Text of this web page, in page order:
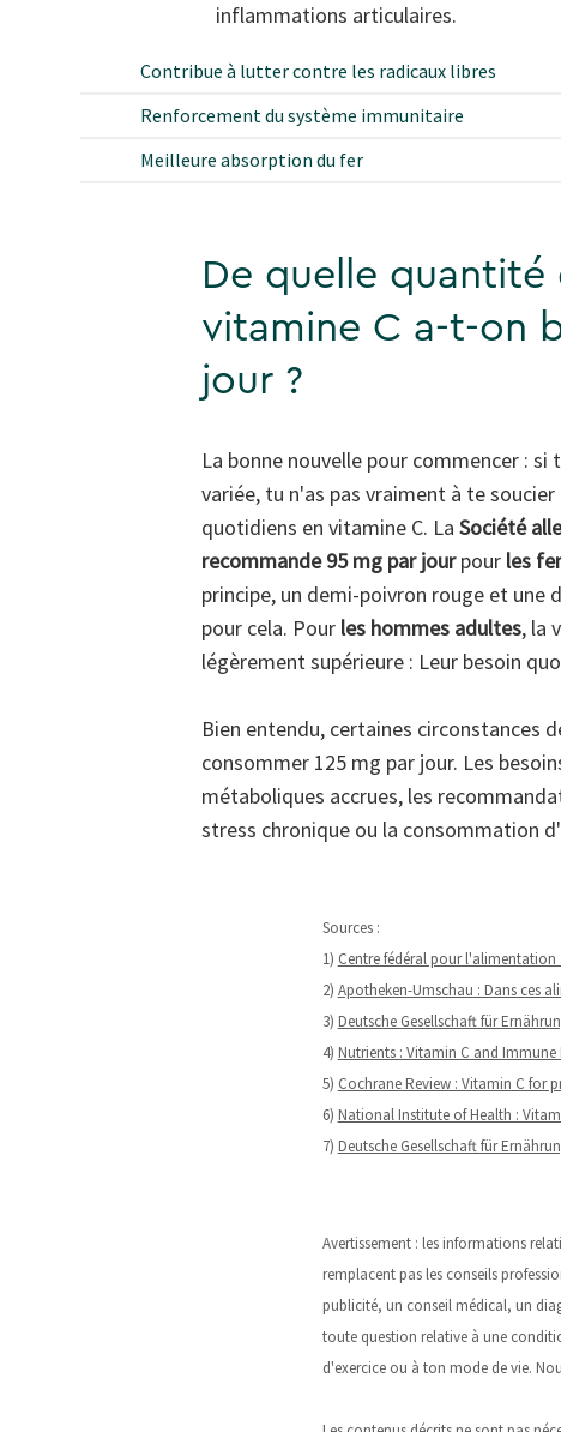
inflammations articulaires.
Contribue à lutter contre les radicaux libres
Renforcement du système immunitaire
Meilleure absorption du fer
De quelle quantité
vitamine C a-t-on
jour ?
La bonne nouvelle pour commencer :
variée, tu n'as pas vraiment à te
quotidiens en vitamine C. La Société
recommande 95 mg par jourpour les
principe, un demi-poivron rouge et une
pour cela. Pour les hommes adultes, la
légèrement supérieure : Leur besoin
Bien entendu, certaines circonstances
consommer 125 mg par jour. Les
métaboliques accrues, les
stress chronique ou la consommation
Sources :
1) Centre fédéral pour
2) Apotheken-Umschau : Dans ces
3) Deutsche Gesellschaft für
4) Nutrients : Vitamin C and Immune
5) Cochrane Review : Vitamin C for
6) National Institute of Health :
7) Deutsche Gesellschaft für
Avertissement : les informations
remplacent pas les conseils
publicité, un conseil médical, un
toute question relative à une
d'exercice ou à ton mode de vie.